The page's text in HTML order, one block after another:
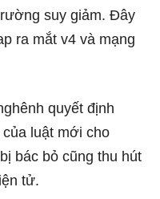
suy giảm. Đây
ra mắt v4 và mạng
quyết định
luật mới cho
bác bỏ cũng thu hút
tử.